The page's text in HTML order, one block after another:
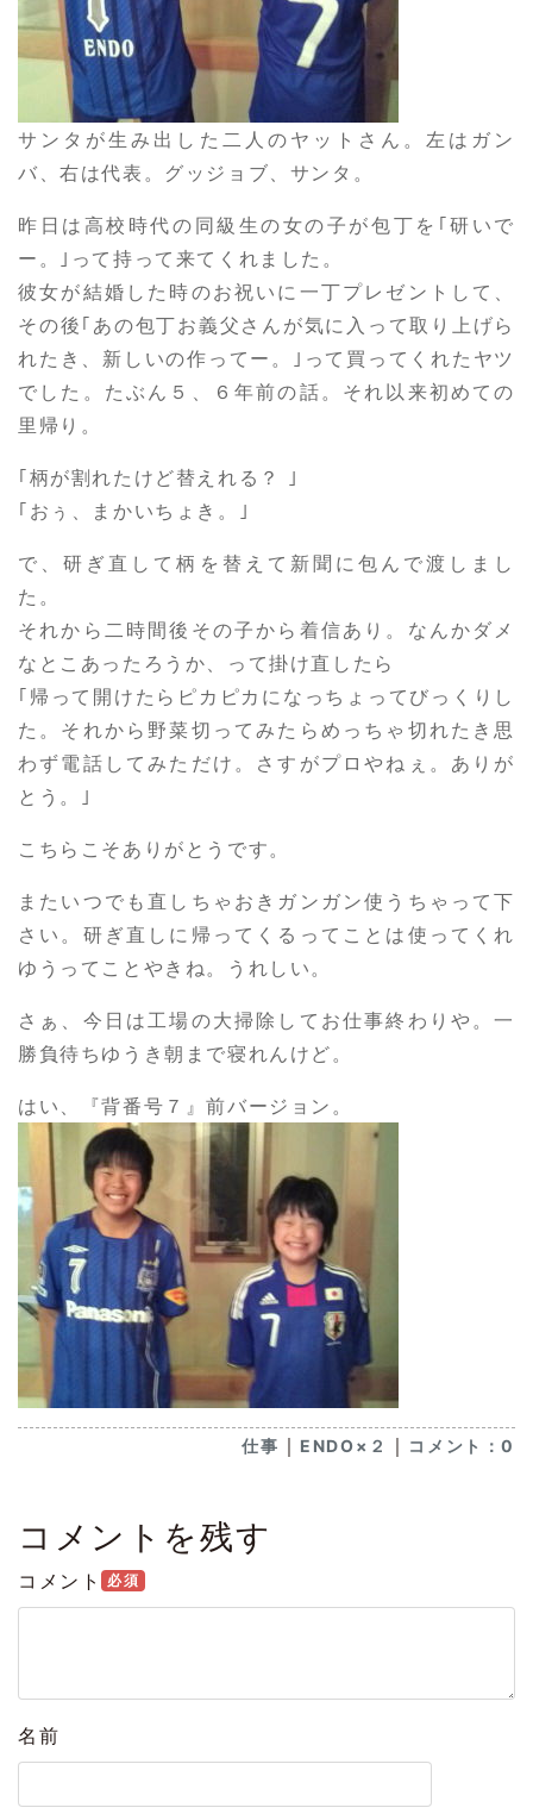
サンタが生み出した二人のヤットさん。左はガン
バ、右は代表。グッジョブ、サンタ。
昨日は高校時代の同級生の女の子が包丁を｢研いで
ー。｣って持って来てくれました。
彼女が結婚した時のお祝いに一丁プレゼントして、
その後｢あの包丁お義父さんが気に入って取り上げら
れたき、新しいの作ってー。｣って買ってくれたヤツ
でした。たぶん５、６年前の話。それ以来初めての
里帰り。
｢柄が割れたけど替えれる？ ｣
｢おぅ、まかいちょき。｣
で、研ぎ直して柄を替えて新聞に包んで渡しまし
た。
それから二時間後その子から着信あり。なんかダメ
なとこあったろうか、って掛け直したら
｢帰って開けたらピカピカになっちょってびっくりし
た。それから野菜切ってみたらめっちゃ切れたき思
わず電話してみただけ。さすがプロやねぇ。ありが
とう。｣
こちらこそありがとうです。
またいつでも直しちゃおきガンガン使うちゃって下
さい。研ぎ直しに帰ってくるってことは使ってくれ
ゆうってことやきね。うれしい。
さぁ、今日は工場の大掃除してお仕事終わりや。一
勝負待ちゆうき朝まで寝れんけど。
はい、『背番号７』前バージョン。
仕事 ｜ ENDO×２ ｜ コメント：0
コメントを残す
コメント 必須
名前